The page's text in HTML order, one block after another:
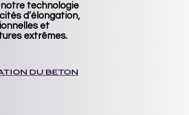
technologie
d’élongation,
et
extrêmes.
DU BETON